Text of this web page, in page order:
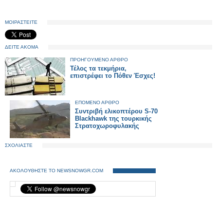
ΜΟΙΡΑΣΤΕΙΤΕ
ΔΕΙΤΕ ΑΚΟΜΑ
ΠΡΟΗΓΟΥΜΕΝΟ ΑΡΘΡΟ
Τέλος τα τεκμήρια,
επιστρέφει το Πόθεν Έσχες!
ΕΠΟΜΕΝΟ ΑΡΘΡΟ
Συντριβή ελικοπτέρου S-70
Blackhawk της τουρκικής
Στρατοχωροφυλακής
ΣΧΟΛΙΑΣΤΕ
ΑΚΟΛΟΥΘΗΣΤΕ ΤΟ NEWSNOWGR.COM